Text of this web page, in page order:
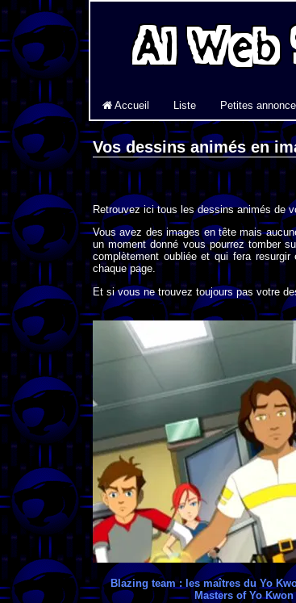
Accueil Liste Petites
Vos dessins animés en
Retrouvez ici tous les dessins animés de
Vous avez des images en tête mais
un moment donné vous pourrez tomber
complètement oubliée et qui fera
chaque page.
Et si vous ne trouvez toujours pas votre
Blazing team : les maîtres du Yo
Masters of Yo Kwon